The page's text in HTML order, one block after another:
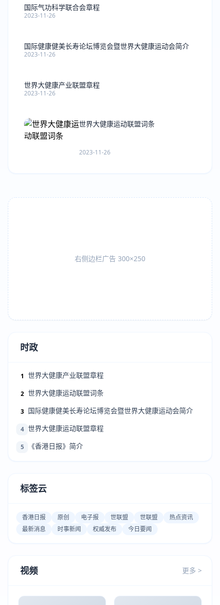
国际气功科学联合会章程
2023-11-26
国际健康健美长寿论坛博览会暨世界大健康运动会简介
2023-11-26
世界大健康产业联盟章程
2023-11-26
世界大健康运动联盟词条
2023-11-26
右侧边栏广告 300×250
时政
1 世界大健康产业联盟章程
2 世界大健康运动联盟词条
3 国际健康健美长寿论坛博览会暨世界大健康运动会简介
4 世界大健康运动联盟章程
5 《香港日报》简介
标签云
香港日报 原创 电子报 世联盟 世联盟
热点资讯
最新消息
时事新闻 权威发布 今日要闻
视频 更多 >